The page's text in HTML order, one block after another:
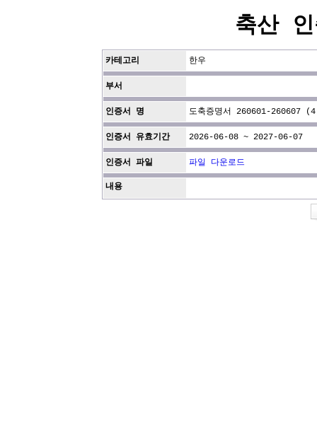
축산
카테고리 한우
부서
인증서 명 도축증명서 260601-260607
인증서 유효기간 2026-06-08 ~ 2027-06-07
인증서 파일 파일 다운로드
내용